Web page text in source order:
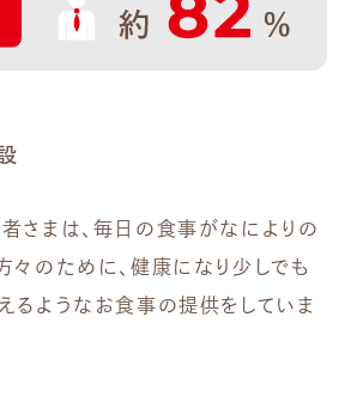
さまは、毎日の食事がなによりの
々のために、健康になり少しでも
るようなお食事の提供をしていま